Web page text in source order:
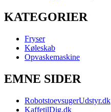
KATEGORIER
Fryser
Køleskab
Opvaskemaskine
EMNE SIDER
RobotstoevsugerUdstyr.dk
KaffetilDig.dk